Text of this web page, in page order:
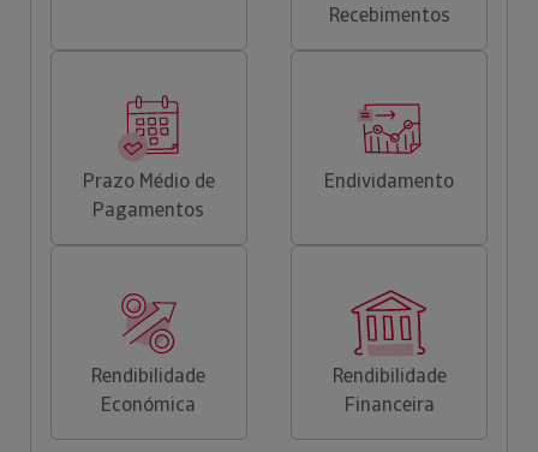
Recebimentos
Prazo Médio de
Pagamentos
Endividamento
Rendibilidade
Económica
Rendibilidade
Financeira